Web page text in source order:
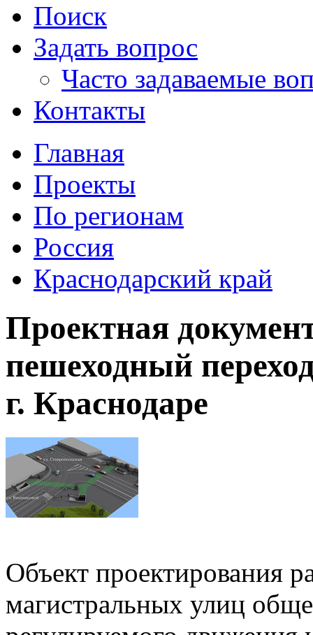
Поиск
Задать вопрос
Часто задаваемые
Контакты
Главная
Проекты
По регионам
Россия
Краснодарский край
Проектная
пешеходный
г. Краснодаре
Объект проектирования
магистральных улиц